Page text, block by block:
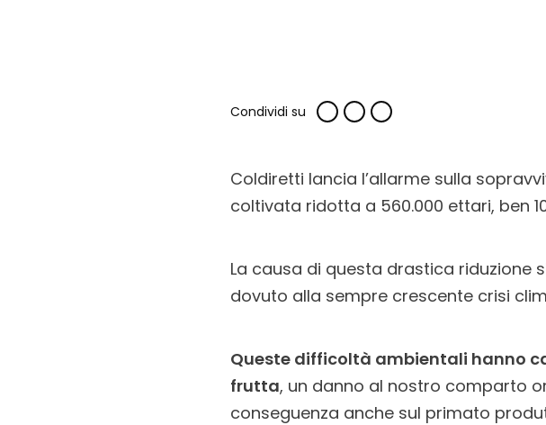
Condividi su
Coldiretti lancia l’allarme sulla
coltivata ridotta a 560.000 ettari, ben
La causa di questa drastica riduzione
dovuto alla sempre crescente crisi
Queste difficoltà ambientali hanno
frutta, un danno al nostro comparto
conseguenza anche sul primato